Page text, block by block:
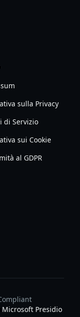
sulla Privacy
di Servizio
sui Cookie
al GDPR
Presidio